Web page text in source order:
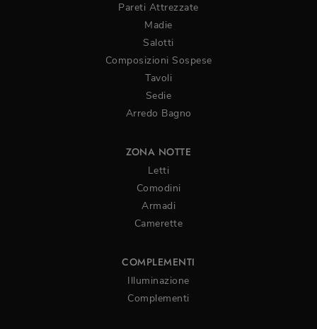
Pareti Attrezzate
Madie
Salotti
Composizioni Sospese
Tavoli
Sedie
Arredo Bagno
ZONA NOTTE
Letti
Comodini
Armadi
Camerette
COMPLEMENTI
Illuminazione
Complementi